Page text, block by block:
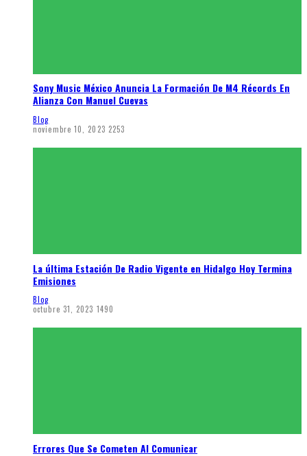
Sony Music México Anuncia La Formación De M4 Récords En
Alianza Con Manuel Cuevas
Blog
noviembre 10, 2023 2253
La última Estación De Radio Vigente en Hidalgo Hoy Termina
Emisiones
Blog
octubre 31, 2023 1490
Errores Que Se Cometen Al Comunicar